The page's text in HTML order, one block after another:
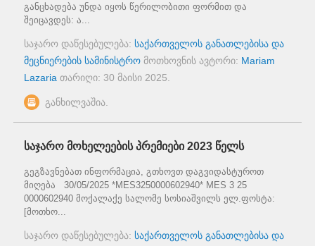
განცხადება უნდა იყოს წერილობითი ფორმით და
შეიცავდეს: ა...
საჯარო დაწესებულება: საქართველოს განათლებისა და
მეცნიერების სამინისტრო მოთხოვნის ავტორი: Mariam
Lazaria თარიღი: 30 მაისი 2025.
განხილვაშია.
საჯარო მოხელეების პრემიები 2023 წელს
გეგზავნებათ ინფორმაცია, გთხოვთ დაგვიდასტუროთ
მიღება 30/05/2025 *MES3250000602940* MES 3 25
0000602940 მოქალაქე სალომე სოსიაშვილს ელ.ფოსტა:
[მოთხო...
საჯარო დაწესებულება: საქართველოს განათლებისა და